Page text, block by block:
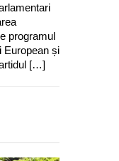
programul
European și
[…]